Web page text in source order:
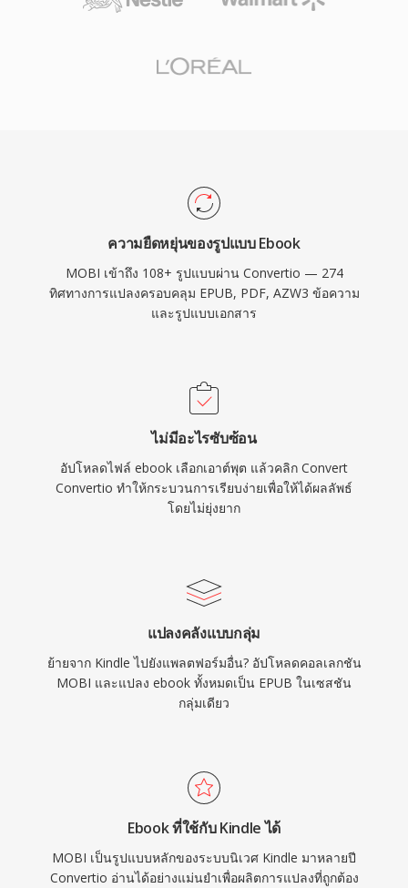
ความยืดหยุ่นของรูปแบบ Ebook
MOBI เข้าถึง 108+ รูปแบบผ่าน Convertio — 274
ทิศทางการแปลงครอบคลุม EPUB, PDF, AZW3 ข้อความ
และรูปแบบเอกสาร
ไม่มีอะไรซับซ้อน
อัปโหลดไฟล์ ebook เลือกเอาต์พุต แล้วคลิก Convert
Convertio ทำให้กระบวนการเรียบง่ายเพื่อให้ได้ผลลัพธ์
โดยไม่ยุ่งยาก
แปลงคลังแบบกลุ่ม
ย้ายจาก Kindle ไปยังแพลตฟอร์มอื่น? อัปโหลดคอลเลกชัน
MOBI และแปลง ebook ทั้งหมดเป็น EPUB ในเซสชัน
กลุ่มเดียว
Ebook ที่ใช้กับ Kindle ได้
MOBI เป็นรูปแบบหลักของระบบนิเวศ Kindle มาหลายปี
Convertio อ่านได้อย่างแม่นยำเพื่อผลิตการแปลงที่ถูกต้อง